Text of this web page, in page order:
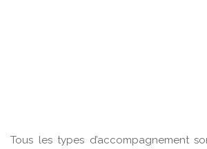
Tous les types d’accompagnement